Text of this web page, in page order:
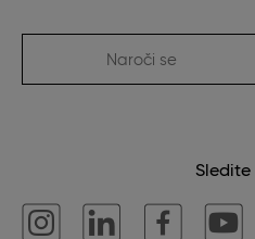
Naroči se
Sledite